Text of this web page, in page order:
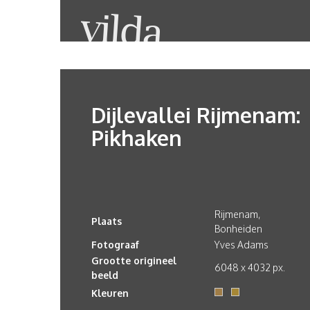
Dijlevallei Rijmenam:
Pikhaken
Plaats
Rijmenam,
Bonheiden
Fotograaf
Yves Adams
Grootte origineel
beeld
6048 x 4032 px.
Kleuren